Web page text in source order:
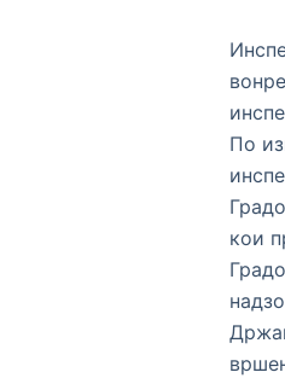
По
кои